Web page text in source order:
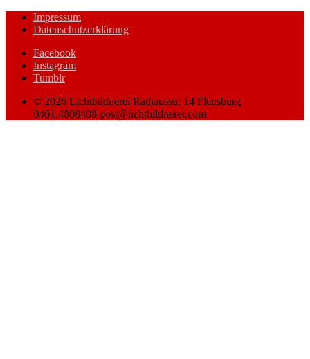
Impressum
Datenschutzerklärung
Facebook
Instagram
Tumblr
© 2026 Lichtbildnerei Rathausstr. 14 Flensburg
0461.4808408 post@lichtbildnerei.com